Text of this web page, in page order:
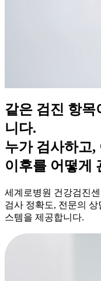
같은 검진 항목
니다.
누가 검사하고,
이후를 어떻게
세계로병원 건강검진
검사 정확도, 전문의 상
스템을 제공합니다.